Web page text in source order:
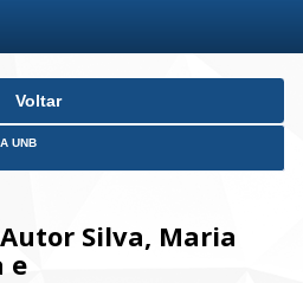
Voltar
UNB
Silva, Maria
e